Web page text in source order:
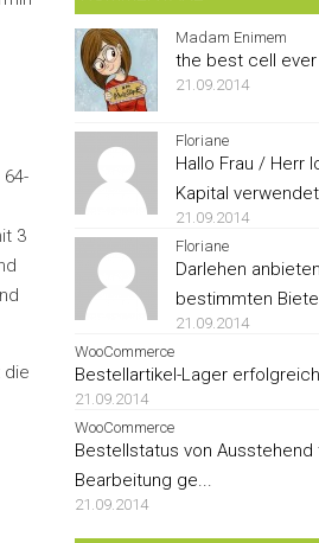
3
die
Madam Enimem
the best cell ever
21.09.2014
Floriane
Hallo Frau / Herr
Kapital
21.09.2014
Floriane
Darlehen
bestimmten
21.09.2014
WooCommerce
Bestellartikel-Lager
21.09.2014
WooCommerce
Bestellstatus von Ausstehend
Bearbeitung ge...
21.09.2014